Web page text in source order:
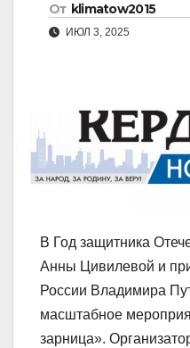
От klimatow2015
ИЮЛ 3, 2025
В Год защитника
Анны Цивилевой и
России Владимира
масштабное
зарница».